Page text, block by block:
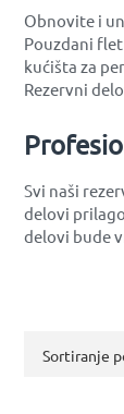
Obnovite i
Pouzdani
kućišta za
Rezervni
Svi naši
delovi
delovi bude
Sortiranje